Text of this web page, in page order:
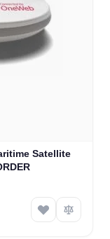
Satellite